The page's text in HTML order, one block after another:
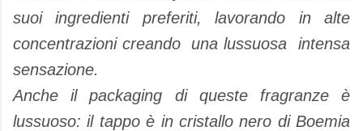
suoi ingredienti preferiti, lavorando in alte
concentrazioni creando una lussuosa intensa
sensazione.
Anche il packaging di queste fragranze è
lussuoso: il tappo è in cristallo nero di Boemia